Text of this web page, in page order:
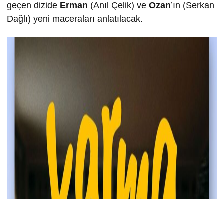
geçen dizide Erman (Anıl Çelik) ve Ozan’ın (Serkan
Dağlı) yeni maceraları anlatılacak.